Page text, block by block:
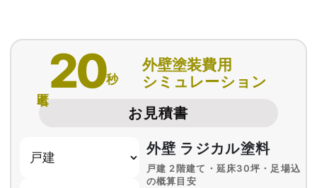
20秒
外壁塗装費用
シミュレーション
お見積書
外壁 ラジカル塗料
戸建 2階建て・延床30坪・足場込
の概算目安